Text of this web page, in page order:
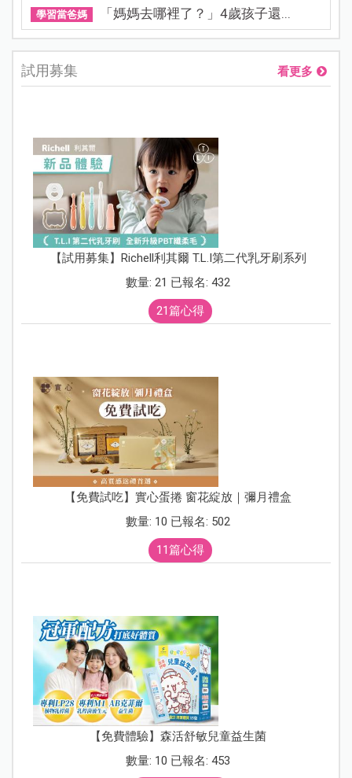
學習當爸媽 「媽媽去哪裡了？」4歲孩子還...
試用募集 看更多
【試用募集】Richell利其爾 T.L.I第二代乳牙刷系列
數量: 21 已報名: 432
21篇心得
【免費試吃】實心蛋捲 窗花綻放｜彌月禮盒
數量: 10 已報名: 502
11篇心得
【免費體驗】森活舒敏兒童益生菌
數量: 10 已報名: 453